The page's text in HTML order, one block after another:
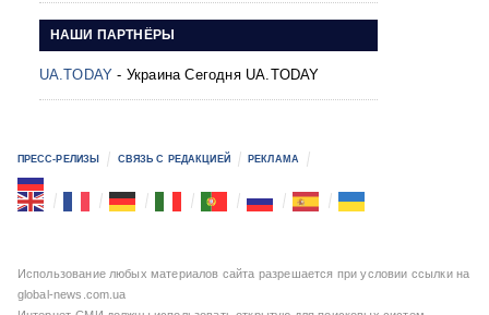
НАШИ ПАРТНЁРЫ
UA.TODAY - Украина Сегодня UA.TODAY
ПРЕСС-РЕЛИЗЫ СВЯЗЬ С РЕДАКЦИЕЙ РЕКЛАМА
Использование любых материалов сайта разрешается при условии ссылки на
global-news.com.ua